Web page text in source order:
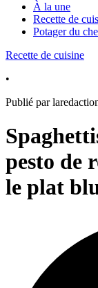
À la une
Recette de
Potager du
Recette de cuisine
•
Publié par
pesto de
le plat